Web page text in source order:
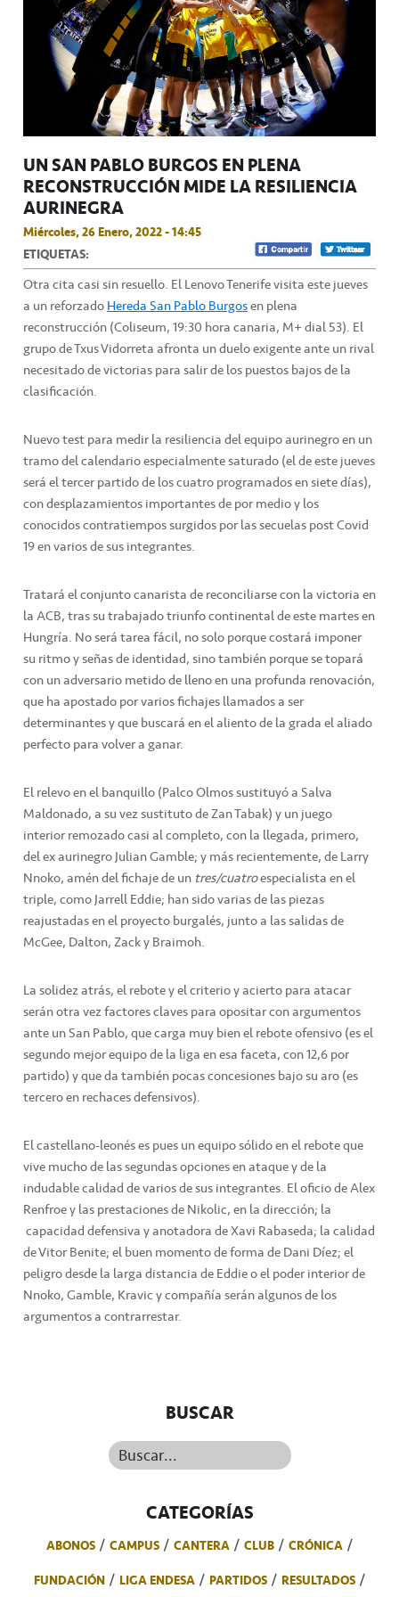
UN SAN PABLO BURGOS EN PLENA
RECONSTRUCCIÓN MIDE LA RESILIENCIA
AURINEGRA
Miércoles, 26 Enero, 2022 - 14:45
ETIQUETAS:
Otra cita casi sin resuello. El Lenovo Tenerife visita este jueves
a un reforzadoHereda San Pablo Burgosen plena
reconstrucción (Coliseum, 19:30 hora canaria, M+ dial 53). El
grupo de Txus Vidorreta afronta un duelo exigente ante un rival
necesitado de victorias para salir de los puestos bajos de la
clasificación.
Nuevo test para medir la resiliencia del equipo aurinegro en un
tramo del calendario especialmente saturado (el de este jueves
será el tercer partido de los cuatro programados en siete días),
con desplazamientos importantes de por medio y los
conocidos contratiempos surgidos por las secuelas post Covid
19 en varios de sus integrantes.
Tratará el conjunto canarista de reconciliarse con la victoria en
la ACB, tras su trabajado triunfo continental de este martes en
Hungría. No será tarea fácil, no solo porque costará imponer
su ritmo y señas de identidad, sino también porque se topará
con un adversario metido de lleno en una profunda renovación,
que ha apostado por varios fichajes llamados a ser
determinantes y que buscará en el aliento de la grada el aliado
perfecto para volver a ganar.
El relevo en el banquillo (Palco Olmos sustituyó a Salva
Maldonado, a su vez sustituto de Zan Tabak) y un juego
interior remozado casi al completo, con la llegada, primero,
del ex aurinegro Julian Gamble; y más recientemente, de Larry
Nnoko, amén del fichaje de un tres/cuatroespecialista en el
triple, como Jarrell Eddie; han sido varias de las piezas
reajustadas en el proyecto burgalés, junto a las salidas de
McGee, Dalton, Zack y Braimoh.
La solidez atrás, el rebote y el criterio y acierto para atacar
serán otra vez factores claves para opositar con argumentos
ante un San Pablo, que carga muy bien el rebote ofensivo (es el
segundo mejor equipo de la liga en esa faceta, con 12,6 por
partido) y que da también pocas concesiones bajo su aro (es
tercero en rechaces defensivos).
El castellano-leonés es pues un equipo sólido en el rebote que
vive mucho de las segundas opciones en ataque y de la
indudable calidad de varios de sus integrantes. El oficio de Alex
Renfroe y las prestaciones de Nikolic, en la dirección; la
capacidad defensiva y anotadora de Xavi Rabaseda; la calidad
de Vitor Benite; el buen momento de forma de Dani Díez; el
peligro desde la larga distancia de Eddie o el poder interior de
Nnoko, Gamble, Kravic y compañía serán algunos de los
argumentos a contrarrestar.
BUSCAR
Buscar...
CATEGORÍAS
ABONOS CAMPUS CANTERA CLUB
CRÓNICA
FUNDACIÓN
LIGA ENDESA PARTIDOS RESULTADOS